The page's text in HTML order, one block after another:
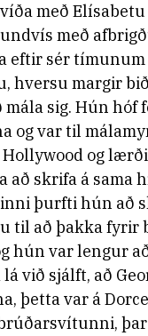
með
með
eftir sér tímunum
hversu margir
mála sig. Hún hóf
og var til
og
að skrifa á sama
þurfti hún að
til að þakka fyrir
hún var lengur
lá við sjálft, að
þetta var á
þar